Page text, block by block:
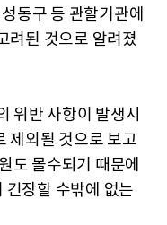
동구 등 관할기관에
려된 것으로 알려졌
위반 사항이 발생시
제외될 것으로 보고
도 몰수되기 때문에
긴장할 수밖에 없는